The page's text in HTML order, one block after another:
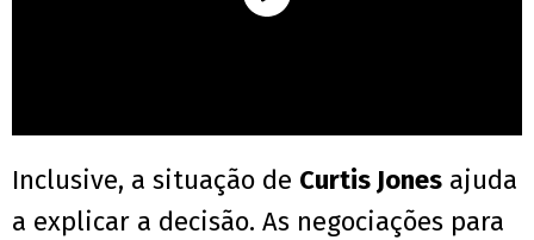
Inclusive, a situação de Curtis Jones ajuda
a explicar a decisão. As negociações para